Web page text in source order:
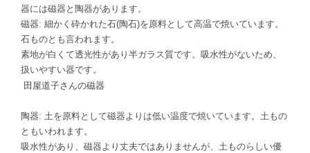
器には磁器と陶器があります。
磁器: 細かく砕かれた石(陶石)を原料として高温で焼いています。
石ものとも言われます。
素地が白くて透光性があり半ガラス質です。吸水性がないため、
扱いやすい器です。
田屋道子さんの磁器
陶器: 土を原料として磁器よりは低い温度で焼いています。土もの
ともいわれます。
吸水性があり、磁器より丈夫ではありませんが、土ものらしい優